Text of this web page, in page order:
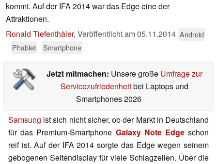
kommt. Auf der IFA 2014 war das Edge eine der
Attraktionen.
Ronald Tiefenthäler, Veröffentlicht am05.11.2014 Android
Phablet
Smartphone
Jetzt mitmachen: Unsere große Umfrage zur
Servicezufriedenheitbei Laptops und
Smartphones 2026
Samsung ist sich nicht sicher, ob der Markt in Deutschland
für das Premium-Smartphone Galaxy Note Edgeschon
reif ist. Auf der IFA 2014 sorgte das Edge wegen seinem
gebogenen Seitendisplay für viele Schlagzeilen. Über die